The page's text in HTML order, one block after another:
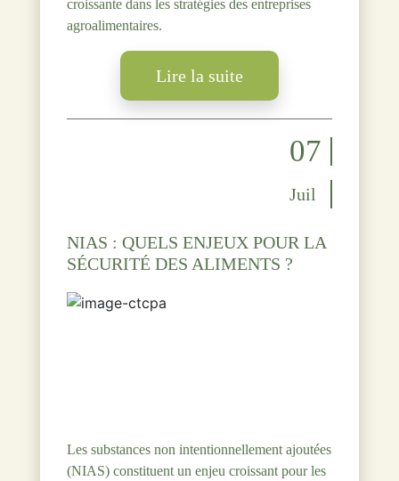
croissante dans les stratégies des entreprises
agroalimentaires.
Lire la suite
07
Juil
NIAS : QUELS ENJEUX POUR LA
SÉCURITÉ DES ALIMENTS ?
Les substances non intentionnellement ajoutées
(NIAS) constituent un enjeu croissant pour les